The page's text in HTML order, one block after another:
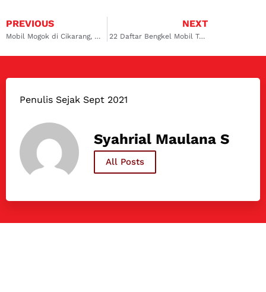
PREVIOUS
Mobil Mogok di Cikarang, Bengkel Terbaik Untuk Anda
NEXT
22 Daftar Bengkel Mobil Terbaik di Indonesia
Penulis Sejak Sept 2021
Syahrial Maulana S
All Posts